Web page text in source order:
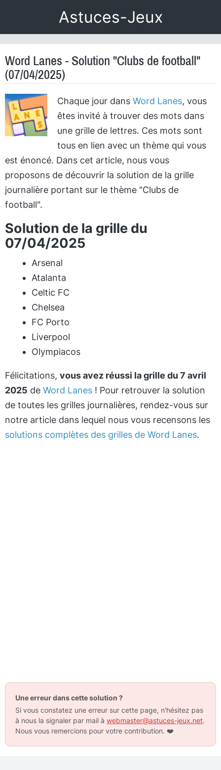
Astuces-Jeux
Word Lanes - Solution "Clubs de football"
(07/04/2025)
Chaque jour dans Word Lanes, vous
êtes invité à trouver des mots dans
une grille de lettres. Ces mots sont
tous en lien avec un thème qui vous
est énoncé. Dans cet article, nous vous
proposons de découvrir la solution de la grille
journalière portant sur le thème "Clubs de
football".
Solution de la grille du
07/04/2025
Arsenal
Atalanta
Celtic FC
Chelsea
FC Porto
Liverpool
Olympiacos
Félicitations, vous avez réussi la grille du 7 avril
2025 de Word Lanes ! Pour retrouver la solution
de toutes les grilles journalières, rendez-vous sur
notre article dans lequel nous vous recensons les
solutions complètes des grilles de Word Lanes.
Une erreur dans cette solution ?
Si vous constatez une erreur sur cette page, n'hésitez pas
à nous la signaler par mail à webmaster@astuces-jeux.net.
Nous vous remercions pour votre contribution. ❤️